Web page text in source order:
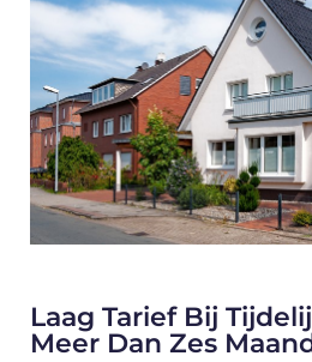
Laag Tarief Bij
Meer Dan Zes